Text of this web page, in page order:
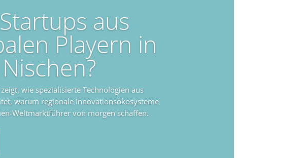
aus
Playern in
wie spezialisierte Technologien aus
warum regionale Innovationsökosysteme
Weltmarktführer von morgen schaffen.